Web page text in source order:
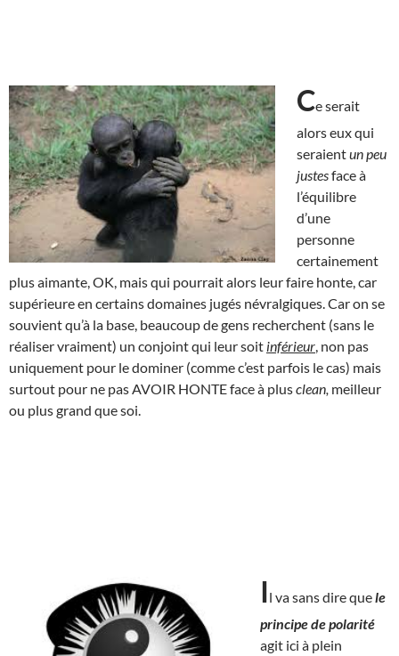
Ce serait
alors eux qui
seraientun peu
justesface à
l’équilibre
d’une
personne
certainement
plus aimante, OK, mais qui pourrait alors leur faire honte, car
supérieure en certains domaines jugés névralgiques. Car on se
souvient qu’à la base, beaucoup de gens recherchent (sans le
réaliser vraiment) un conjoint qui leur soit inférieur , non pas
uniquement pour le dominer (comme c’est parfois le cas) mais
surtout pour ne pas AVOIR HONTE face à plusclean, meilleur
ou plus grand que soi.
Il va sans dire quele
principe de polarité
agit ici à plein